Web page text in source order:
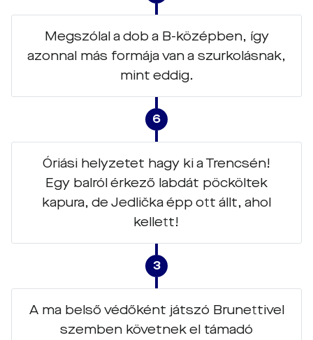
Megszólal a dob a B-középben, így
azonnal más formája van a szurkolásnak,
mint eddig.
6
Óriási helyzetet hagy ki a Trencsén!
Egy balról érkező labdát pöcköltek
kapura, de Jedlička épp ott állt, ahol
kellett!
3
A ma belső védőként játszó Brunettivel
szemben követnek el támadó